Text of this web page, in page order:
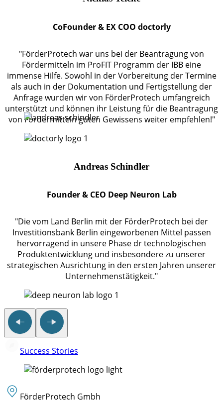
CoFounder & EX COO doctorly
"FörderProtech war uns bei der Beantragung von
Fördermitteln im ProFIT Programm der IBB eine
immense Hilfe. Sowohl in der Vorbereitung der Termine
als auch in der Dokumentation und Fertigstellung der
Anfrage wurden wir von FörderProtech umfangreich
unterstützt und können ihr Leistung für die Beantragung
von Fördermitteln guten Gewissens weiter empfehlen!"
Andreas Schindler
Founder & CEO Deep Neuron Lab
"Die vom Land Berlin mit der FörderProtech bei der
Investitionsbank Berlin eingeworbenen Mittel passen
hervorragend in unsere Phase dr technologischen
Produktentwicklung und insbesondere zu unserer
strategischen Ausrichtung in den ersten Jahren unserer
Unternehmenstätigkeit."
Success Stories
FörderProtech Gmbh